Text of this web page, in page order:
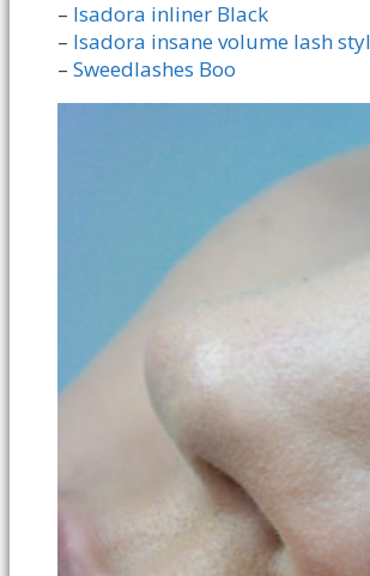
– Isadora inliner Black
– Isadora insane volume lash
– Sweedlashes Boo